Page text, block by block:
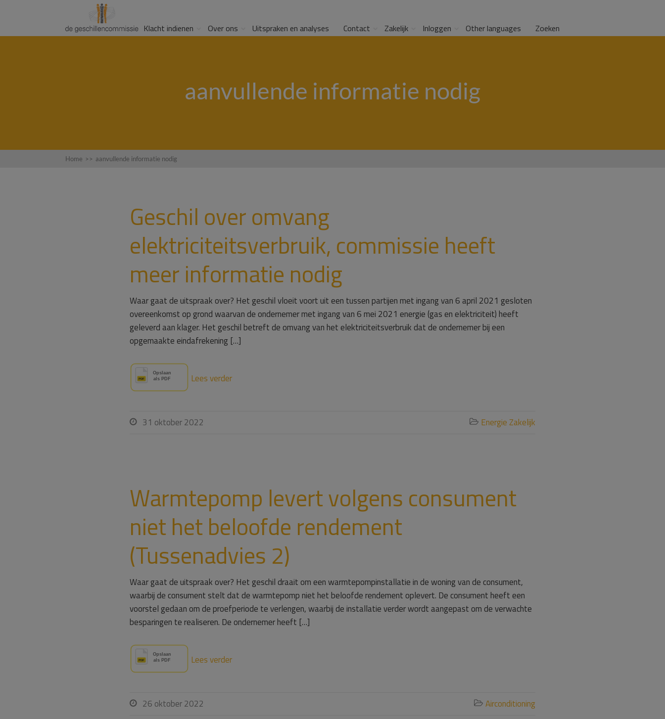
Klacht indienen Over ons Uitspraken en analyses Contact Zakelijk Inloggen Other languages Zoeken
aanvullende informatie nodig
Home >> aanvullende informatie nodig
Geschil over omvang
elektriciteitsverbruik, commissie heeft
meer informatie nodig
Waar gaat de uitspraak over? Het geschil vloeit voort uit een tussen partijen met ingang van 6 april 2021 gesloten
overeenkomst op grond waarvan de ondernemer met ingang van 6 mei 2021 energie (gas en elektriciteit) heeft
geleverd aan klager. Het geschil betreft de omvang van het elektriciteitsverbruik dat de ondernemer bij een
opgemaakte eindafrekening […]
Lees verder
 31 oktober 2022  Energie Zakelijk
Warmtepomp levert volgens consument
niet het beloofde rendement
(Tussenadvies 2)
Waar gaat de uitspraak over? Het geschil draait om een warmtepompinstallatie in de woning van de consument,
waarbij de consument stelt dat de warmtepomp niet het beloofde rendement oplevert. De consument heeft een
voorstel gedaan om de proefperiode te verlengen, waarbij de installatie verder wordt aangepast om de verwachte
besparingen te realiseren. De ondernemer heeft […]
Lees verder
 26 oktober 2022  Airconditioning